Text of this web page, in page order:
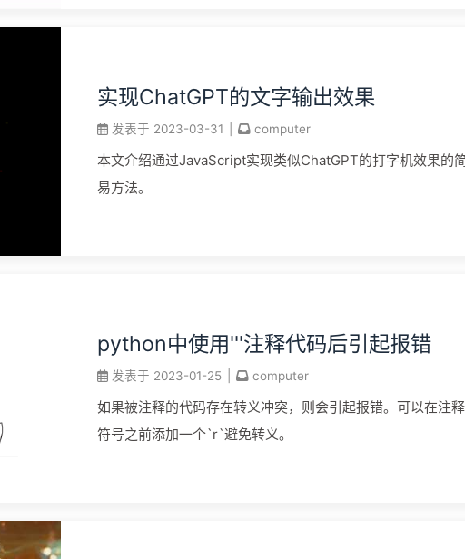
实现ChatGPT的文字输出效果
发表于 2023-03-31 computer
本文介绍通过JavaScript实现类似ChatGPT的打字机效果的
易方法。
python中使用'''注释代码后引起报错
发表于 2023-01-25 computer
如果被注释的代码存在转义冲突，则会引起报错。可以在注释
符号之前添加一个`r`避免转义。